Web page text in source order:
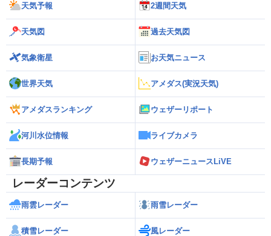
天気予報 2週間天気
天気図 過去天気図
気象衛星 お天気ニュース
世界天気 アメダス(実況天気)
アメダスランキング ウェザーリポート
河川水位情報 ライブカメラ
長期予報 ウェザーニュースLiVE
レーダーコンテンツ
雨雲レーダー 雨雪レーダー
積雪レーダー 風レーダー